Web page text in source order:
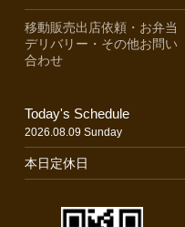
移動販売出店依頼・お弁当
デリバリー・その他お問い
合わせ
Today's Schedule
2026.08.09 Sunday
本日定休日